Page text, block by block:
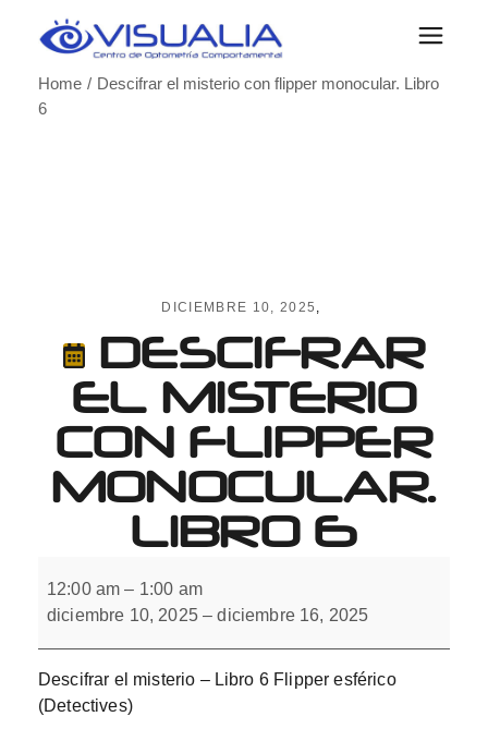
Home
Descifrar el misterio con flipper monocular. Libro
6
DICIEMBRE 10, 2025
DESCIFRAR
EL MISTERIO
CON FLIPPER
MONOCULAR.
LIBRO 6
el
misterio
con
monocular.
Libro
6
12:00 am – 1:00 am
diciembre 10, 2025 –diciembre 16, 2025
Descifrar el misterio – Libro 6 Flipper esférico
(Detectives)